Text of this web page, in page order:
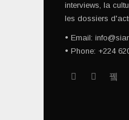
interviews, la
les dossiers
• Email:
• Phone: +224